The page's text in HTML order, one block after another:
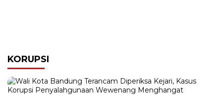
KORUPSI